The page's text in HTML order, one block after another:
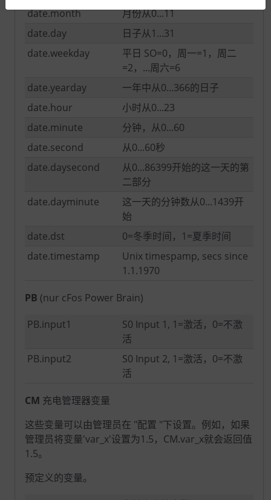
date.month
月份从0...11
date.day
日子从1...31
date.weekday
平日 SO=0，周一=1，周二
=2，...周六=6
date.yearday
一年中从0...366的日子
date.hour
小时从0...23
date.minute
分钟，从0...60
date.second
从0...60秒
date.daysecond
从0...86399开始的这一天的第
二部分
date.dayminute
这一天的分钟数从0...1439开
始
date.dst
0=冬季时间，1=夏季时间
date.timestamp
Unix timespamp, secs since
1.1.1970
PB (nur cFos Power Brain)
PB.input1
S0 Input 1, 1=激活，0=不激
活
PB.input2
S0 Input 2, 1=激活，0=不激
活
CM 充电管理器变量
这些变量可以由管理员在 "配置 "下设置。例如，如果
管理员将变量'var_x'设置为1.5，CM.var_x就会返回值
1.5。
预定义的变量。